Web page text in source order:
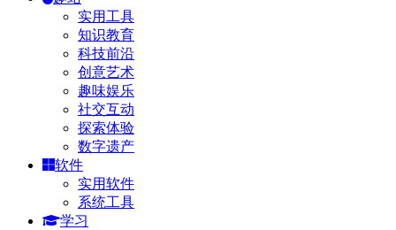
实用工具
知识教育
科技前沿
创意艺术
趣味娱乐
社交互动
探索体验
数字遗产
软件
实用软件
系统工具
学习